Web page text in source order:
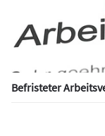
Befristeter